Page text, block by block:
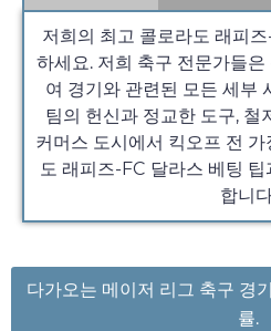
저희의 최고 콜로라도 래피
하세요. 저희 축구 전문가들
여 경기와 관련된 모든 세부
팀의 헌신과 정교한 도구, 철
커머스 도시에서 킥오프 전
도 래피즈-FC 달라스 베팅
합니
다가오는 메이저 리그 축구 경
률.